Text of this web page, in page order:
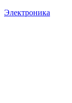
Электроника